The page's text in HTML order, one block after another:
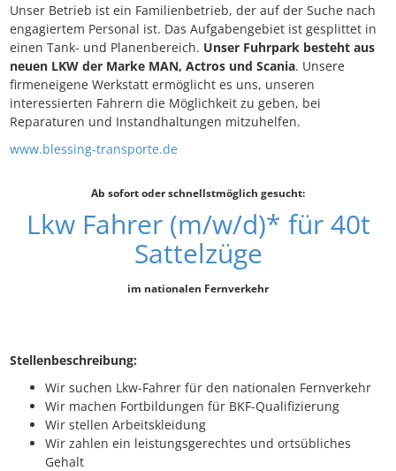
Unser Betrieb ist ein Familienbetrieb, der auf der Suche nach
engagiertem Personal ist. Das Aufgabengebiet ist gesplittet in
einen Tank- und Planenbereich. Unser Fuhrpark besteht aus
neuen LKW der Marke MAN, Actros und Scania. Unsere
firmeneigene Werkstatt ermöglicht es uns, unseren
interessierten Fahrern die Möglichkeit zu geben, bei
Reparaturen und Instandhaltungen mitzuhelfen.
www.blessing-transporte.de
Ab sofort oder schnellstmöglich gesucht:
Lkw Fahrer (m/w/d)* für 40t
Sattelzüge
im nationalen Fernverkehr
Stellenbeschreibung:
Wir suchen Lkw-Fahrer für den nationalen Fernverkehr
Wir machen Fortbildungen für BKF-Qualifizierung
Wir stellen Arbeitskleidung
Wir zahlen ein leistungsgerechtes und ortsübliches
Gehalt